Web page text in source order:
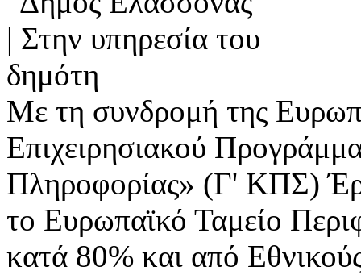
Με τη συνδρομή της
Επιχειρησιακού
Πληροφορίας» (Γ' ΚΠΣ)
το Ευρωπαϊκό Ταμείο
κατά 80% και από